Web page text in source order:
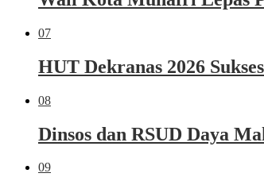
07
HUT Dekranas 2026
08
Dinsos dan RSUD Daya
09